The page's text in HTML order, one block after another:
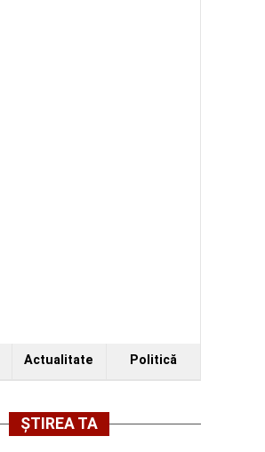
Actualitate Politică
ȘTIREA TA